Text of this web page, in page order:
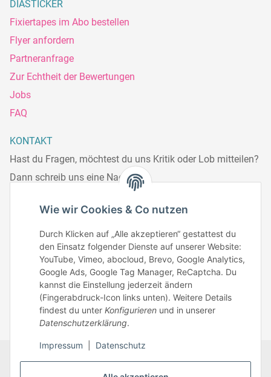
Wie wir Cookies & Co nutzen
Durch Klicken auf „Alle akzeptieren“ gestattest du
den Einsatz folgender Dienste auf unserer Website:
YouTube, Vimeo, abocloud, Brevo, Google Analytics,
Google Ads, Google Tag Manager, ReCaptcha. Du
kannst die Einstellung jederzeit ändern
(Fingerabdruck-Icon links unten). Weitere Details
findest du unter Konfigurieren und in unserer
Datenschutzerklärung.
Impressum Datenschutz
DIASTICKER
Fixiertapes im Abo bestellen
Flyer anfordern
Partneranfrage
Zur Echtheit der Bewertungen
Jobs
FAQ
KONTAKT
Hast du Fragen, möchtest du uns Kritik oder Lob mitteilen?
Dann schreib uns eine Nachricht.
Telefonisch erreichst du uns:
Telefonnr.: 0951/70045771
Zum Kontakt
Datenschutz AGB
Zahlungsmöglichkeiten